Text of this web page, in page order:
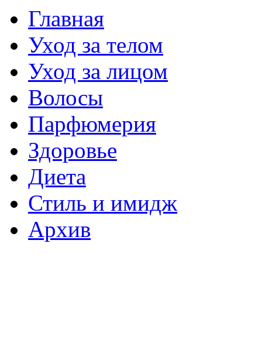
Главная
Уход за телом
Уход за лицом
Волосы
Парфюмерия
Здоровье
Диета
Стиль и имидж
Архив